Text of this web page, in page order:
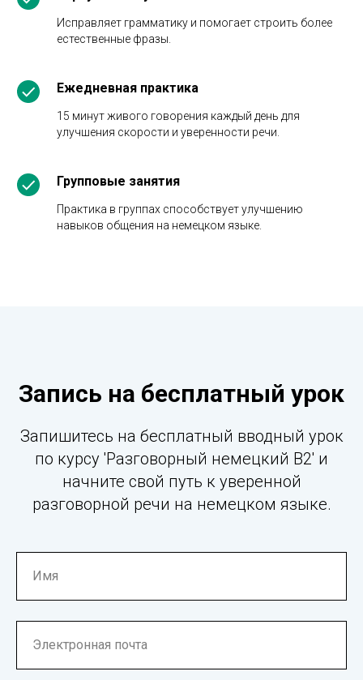
Исправляет грамматику и помогает строить более
естественные фразы.
Ежедневная практика
15 минут живого говорения каждый день для
улучшения скорости и уверенности речи.
Групповые занятия
Практика в группах способствует улучшению
навыков общения на немецком языке.
Запись на бесплатный урок
Запишитесь на бесплатный вводный урок
по курсу 'Разговорный немецкий B2' и
начните свой путь к уверенной
разговорной речи на немецком языке.
Имя
Электронная почта